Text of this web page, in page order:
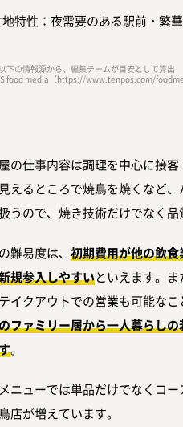
地特性：夜需要のある駅前・繁
下の情報源から、編集チームが目安として算出
food media（https://www.tenpos.com/
の仕事内容は調理を中心に接
えるところで焼鳥を焼くなど
うので、焼き技術だけでなく品
難易度は、 初期費用が他の飲
規参入しやすいといえます。
イクアウトでの営業も可能な
ファミリー層から一人暮らし
。
ニューでは単品だけでなくコ
店が増えています。